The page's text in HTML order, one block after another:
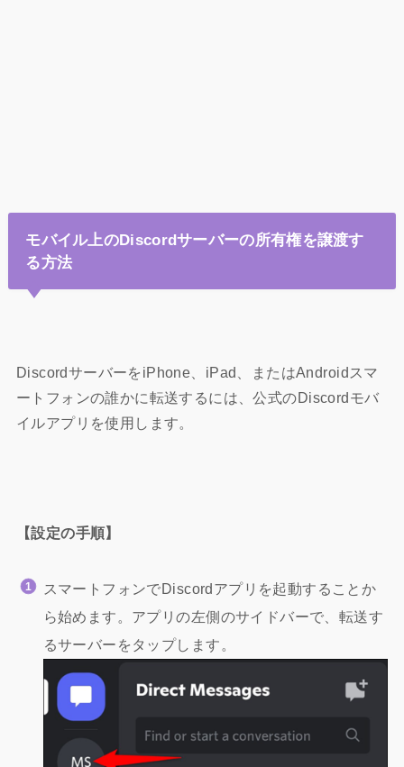
モバイル上のDiscordサーバーの所有権を譲渡す
る方法
DiscordサーバーをiPhone、iPad、またはAndroidスマ
ートフォンの誰かに転送するには、公式のDiscordモバ
イルアプリを使用します。
【設定の手順】
スマートフォンでDiscordアプリを起動することか
ら始めます。アプリの左側のサイドバーで、転送す
るサーバーをタップします。